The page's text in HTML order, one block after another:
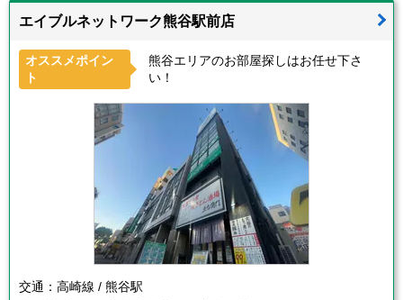
エイブルネットワーク熊谷駅前店
オススメポイン
ト
熊谷エリアのお部屋探しはお任せ下さ
い！
交通： 高崎線 / 熊谷駅